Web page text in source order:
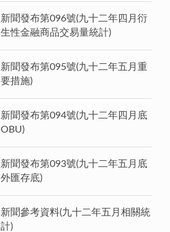
新聞發布第096號(九十二年四月衍
生性金融商品交易量統計)
新聞發布第095號(九十二年五月重
要措施)
新聞發布第094號(九十二年四月底
OBU)
新聞發布第093號(九十二年五月底
外匯存底)
新聞參考資料(九十二年五月相關統
計)